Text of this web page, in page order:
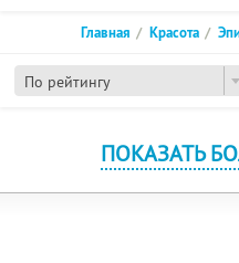
По рейтингу
Главная Красота
ПОКАЗАТЬ